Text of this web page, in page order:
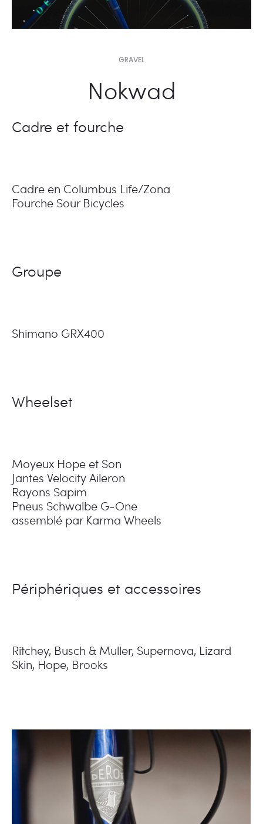
GRAVEL
Nokwad
Cadre et fourche
Cadre en Columbus Life/Zona
Fourche Sour Bicycles
Groupe
Shimano GRX400
Wheelset
Moyeux Hope et Son
Jantes Velocity Aileron
Rayons Sapim
Pneus Schwalbe G-One
assemblé par Karma Wheels
Périphériques et accessoires
Ritchey, Busch & Muller, Supernova, Lizard
Skin, Hope, Brooks